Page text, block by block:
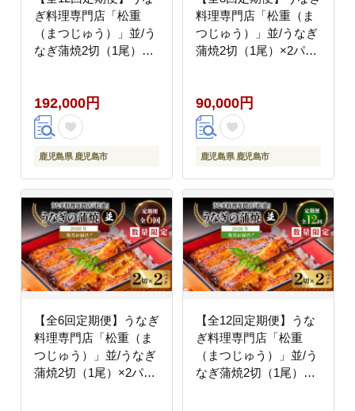
ぎ料理専門店「松重
（まつじゅう）」並/う
なぎ蒲焼2切（1尾）×1
192,000円
鹿児島県 鹿児島市
料理専門店「松重（ま
つじゅう）」並/うなぎ
蒲焼2切（1尾）×2パッ
90,000円
鹿児島県 鹿児島市
【全6回定期便】うなぎ
料理専門店「松重（ま
つじゅう）」並/うなぎ
蒲焼2切（1尾）×2パッ
【全12回定期便】うな
ぎ料理専門店「松重
（まつじゅう）」並/う
なぎ蒲焼2切（1尾）×2